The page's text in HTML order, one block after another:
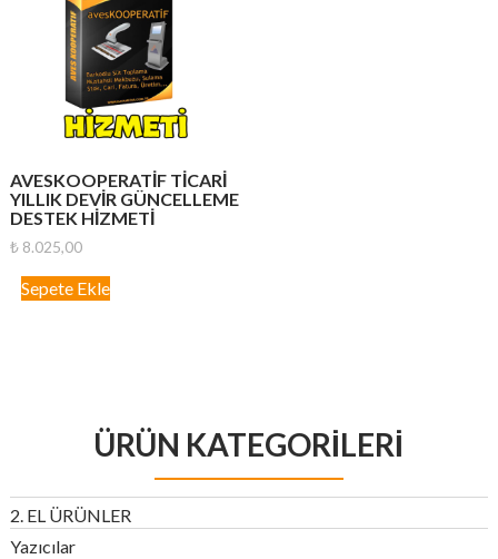
AVESKOOPERATIF TICARI
YILLIK DEVIR GÜNCELLEME
DESTEK HIZMETI
₺8.025,00
Sepete Ekle
ÜRÜN KATEGORILERI
2. EL ÜRÜNLER
Yazıcılar